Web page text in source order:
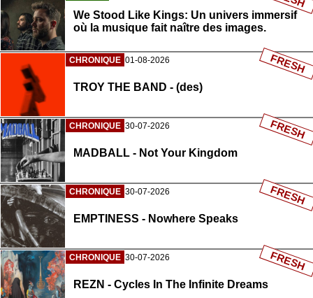
We Stood Like Kings: Un univers immersif
où la musique fait naître des images.
CHRONIQUE 01-08-2026
TROY THE BAND - (des)
FRESH
CHRONIQUE 30-07-2026
MADBALL - Not Your Kingdom
FRESH
CHRONIQUE 30-07-2026
EMPTINESS - Nowhere Speaks
FRESH
CHRONIQUE 30-07-2026
REZN - Cycles In The Infinite Dreams
FRESH